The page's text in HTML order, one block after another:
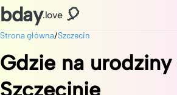
bday.love 🎈
Strona główna/Szczecin
Gdzie na urodziny
Szczecinie